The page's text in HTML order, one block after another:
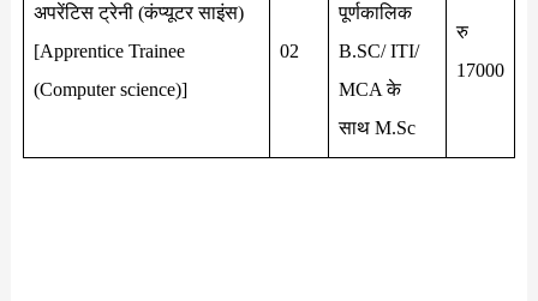
अपरेंटिस ट्रेनी (कंप्यूटर साइंस)
[Apprentice Trainee
(Computer science)]
02
पूर्णकालिक
B.SC/ ITI/
MCA के
साथ M.Sc
रु
17000